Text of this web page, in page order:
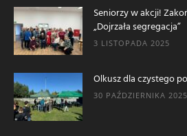
Seniorzy w akcji!
„Dojrzała segregacja”
3 LISTOPADA 2025
Olkusz dla czystego
30 PAŹDZIERNIKA 2025